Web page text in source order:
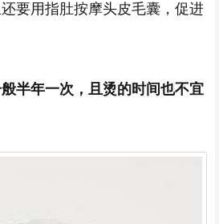
要用指肚按摩头皮毛囊，促进
半年一次，且烫的时间也不宜